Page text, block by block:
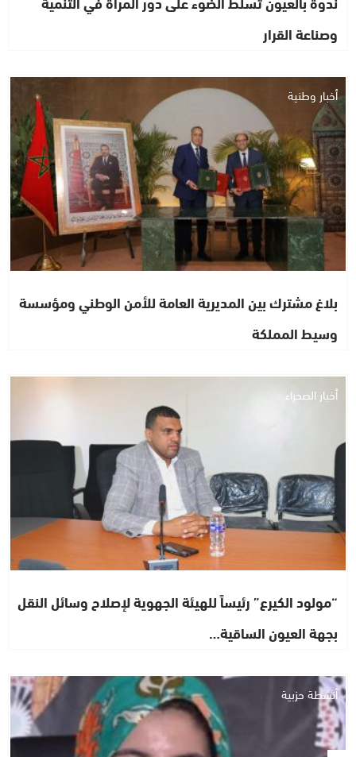
وصناعة القرار
أخبار وطنية
بلاغ مشترك بين المديرية العامة للأمن الوطني ومؤسسة
وسيط المملكة
أخبار الصحراء
“مولود الكيرع” رئيساً للهيئة الجهوية لإصلاح وسائل النقل
بجهة العيون الساقية…
أنشطة حزبية